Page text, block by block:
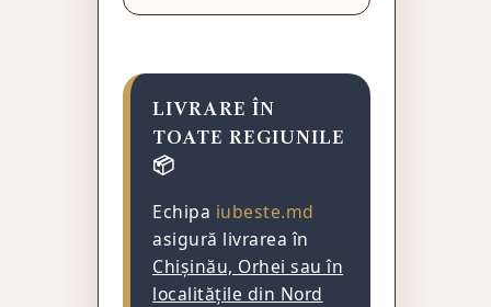
LIVRARE ÎN
TOATE REGIUNILE
📦
Echipa iubeste.md
asigură livrarea în
Chișinău, Orhei sau în
localitățile din Nord